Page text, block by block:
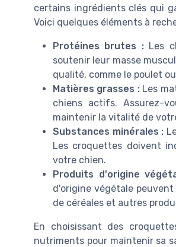
certains ingrédients clés qui
Voici quelques éléments à
Protéines brutes :Les
soutenir leur masse
qualité, comme le poulet
Matières grasses :Les
chiens actifs. Assurez-
maintenir la vitalité de
Substances minérales :
Les croquettes doivent
votre chien.
Produits d'origine
d'origine végétale
de céréales et autres
En choisissant des
nutriments pour maintenir sa